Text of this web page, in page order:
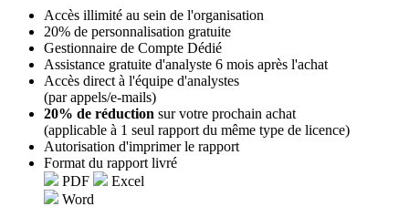
Accès illimité au sein de l'organisation
20% de personnalisation gratuite
Gestionnaire de Compte Dédié
Assistance gratuite d'analyste 6 mois après l'achat
Accès direct à l'équipe d'analystes
(par appels/e-mails)
20% de réduction sur votre prochain achat
(applicable à 1 seul rapport du même type de licence)
Autorisation d'imprimer le rapport
Format du rapport livré
PDF
Excel
Word